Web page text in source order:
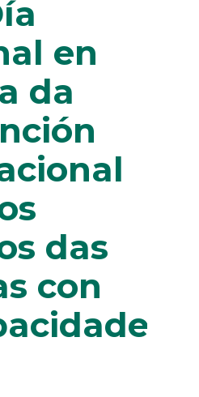
en
da
das
con